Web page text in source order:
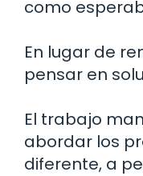
como
En lugar de
pensar en
El trabajo
abordar los
diferente, a